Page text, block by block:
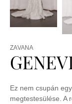
ZAVANA
Ez nem csupán
megtestesülése. A